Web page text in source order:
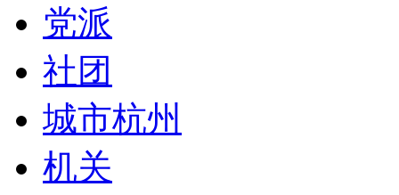
党派
社团
城市杭州
机关